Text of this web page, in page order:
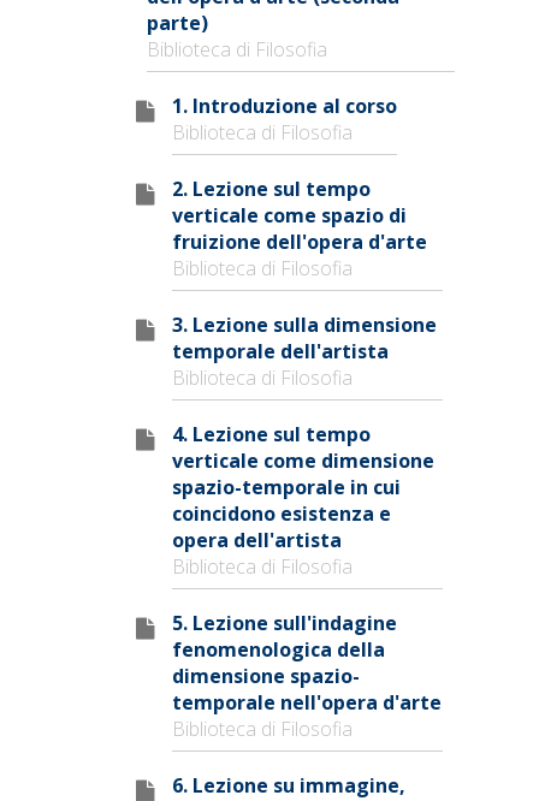
parte)
Biblioteca di Filosofia
1. Introduzione al corso
Biblioteca di Filosofia
2. Lezione sul tempo
verticale come spazio di
fruizione dell'opera d'arte
Biblioteca di Filosofia
3. Lezione sulla dimensione
temporale dell'artista
Biblioteca di Filosofia
4. Lezione sul tempo
verticale come dimensione
spazio-temporale in cui
coincidono esistenza e
opera dell'artista
Biblioteca di Filosofia
5. Lezione sull'indagine
fenomenologica della
dimensione spazio-
temporale nell'opera d'arte
Biblioteca di Filosofia
6. Lezione su immagine,